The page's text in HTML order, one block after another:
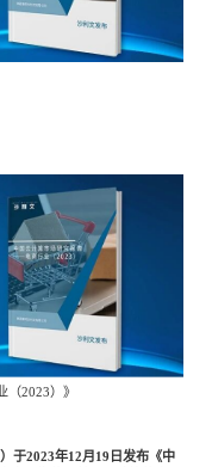
科技
冶炼
（2023）》
于2023年12月19日发布《中